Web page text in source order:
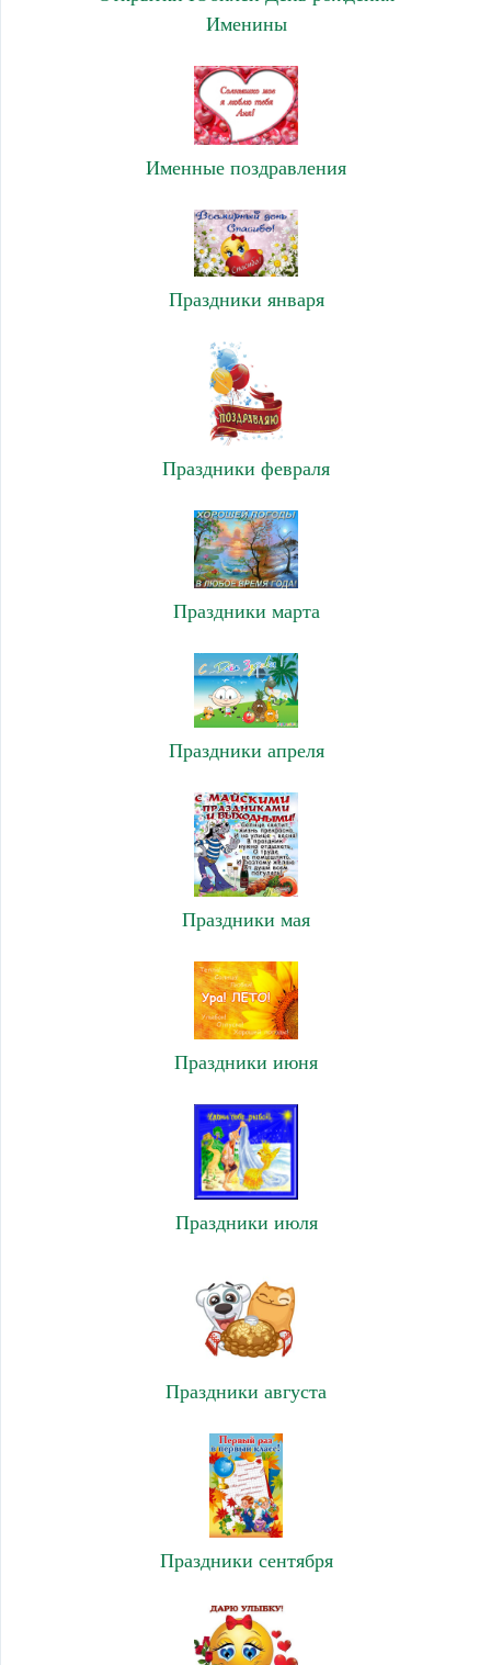
Именины
Именные поздравления
Праздники января
Праздники февраля
Праздники марта
Праздники апреля
Праздники мая
Праздники июня
Праздники июля
Праздники августа
Праздники сентября